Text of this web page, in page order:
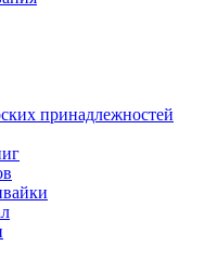
принадлежностей